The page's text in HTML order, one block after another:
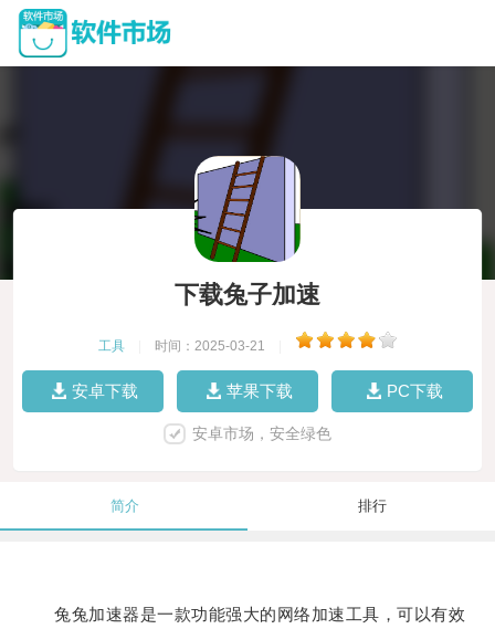
下载兔子加速
工具 时间：2025-03-21
安卓下载 苹果下载 PC下载
安卓市场，安全绿色
简介 排行
兔兔加速器是一款功能强大的网络加速工具，可以有效